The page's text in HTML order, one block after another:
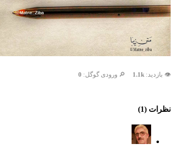
👁️ بازدید: 1.1k 🔎 ورودی گوگل: 0
نظرات (1)